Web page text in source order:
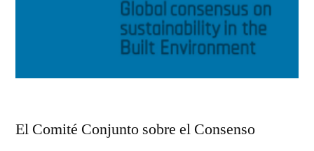
El Comité Conjunto sobre el Consenso